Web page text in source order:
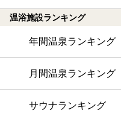
温浴施設ランキング
年間温泉ランキング
月間温泉ランキング
サウナランキング